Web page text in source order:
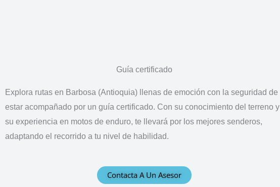
Guía certificado
Explora rutas en Barbosa (Antioquia) llenas de emoción con la seguridad de
estar acompañado por un guía certificado. Con su conocimiento del terreno y
su experiencia en motos de enduro, te llevará por los mejores senderos,
adaptando el recorrido a tu nivel de habilidad.
Contacta A Un Asesor